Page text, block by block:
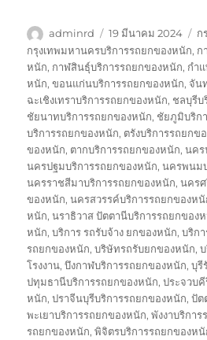
ผู้
เขียน
adminrd
เขียน
เมื่อ
19 มีนาคม 2024
ป้
ก
ก
กรุงเทพมหานครบริการรถยกของหนัก, ก
หนัก, กาฬสินธุ์บริการรถยกของหนัก, กำ
หนัก,ขอนแก่นบริการรถยกของหนัก, จัน
ฉะเชิงเทราบริการรถยกของหนัก, ชลบุรีบ
ชัยนาทบริการรถยกของหนัก, ชัยภูมิบริก
บริการรถยกของหนัก, ตรังบริการรถยกข
ของหนัก, ตากบริการรถยกของหนัก,นคร
นครปฐมบริการรถยกของหนัก,นครพนม
นครราชสีมาบริการรถยกของหนัก,นครศ
ของหนัก,นครสวรรค์บริการรถยกของหนั
หนัก,นราธิวาส ปัตตานีบริการรถยกของ
หนัก,บริการ รถรับจ้าง ยกของหนัก,บริก
รถยกของหนัก,บริษัทรถรับยกของหนัก,
โรงงาน,บึงกาฬบริการรถยกของหนัก,บุรี
ปทุมธานีบริการรถยกของหนัก,ประจวบ
หนัก,ปราจีนบุรีบริการรถยกของหนัก,ปัต
พะเยาบริการรถยกของหนัก,พังงาบริกา
รถยกของหนัก,พิจิตรบริการรถยกของหนั